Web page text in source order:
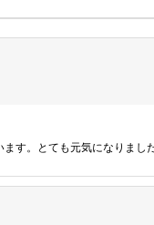
す。とても元気になりまし